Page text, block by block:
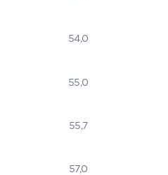
54,0
55,0
55,7
57,0